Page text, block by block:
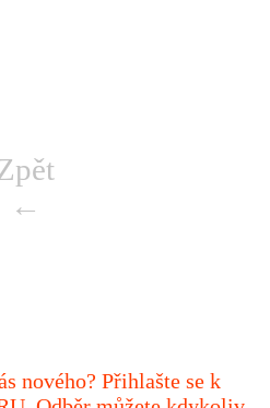
←
nového? Přihlašte se k